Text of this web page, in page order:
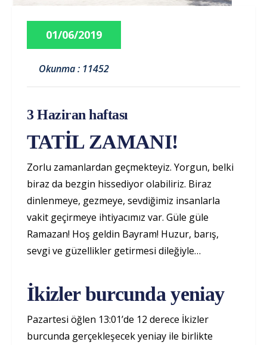
01/06/2019
Okunma : 11452
3 Haziran haftası
TATİL ZAMANI!
Zorlu zamanlardan geçmekteyiz. Yorgun, belki
biraz da bezgin hissediyor olabiliriz. Biraz
dinlenmeye, gezmeye, sevdiğimiz insanlarla
vakit geçirmeye ihtiyacımız var. Güle güle
Ramazan! Hoş geldin Bayram! Huzur, barış,
sevgi ve güzellikler getirmesi dileğiyle…
İkizler burcunda yeniay
Pazartesi öğlen 13:01’de 12 derece İkizler
burcunda gerçekleşecek yeniay ile birlikte